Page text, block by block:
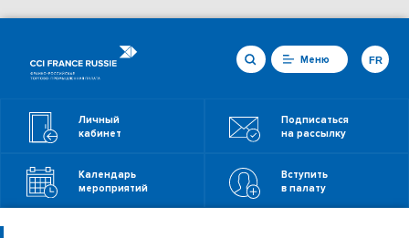
Меню
Личный
кабинет
Подписаться
на рассылку
Календарь
мероприятий
Вступить
в палату
FR